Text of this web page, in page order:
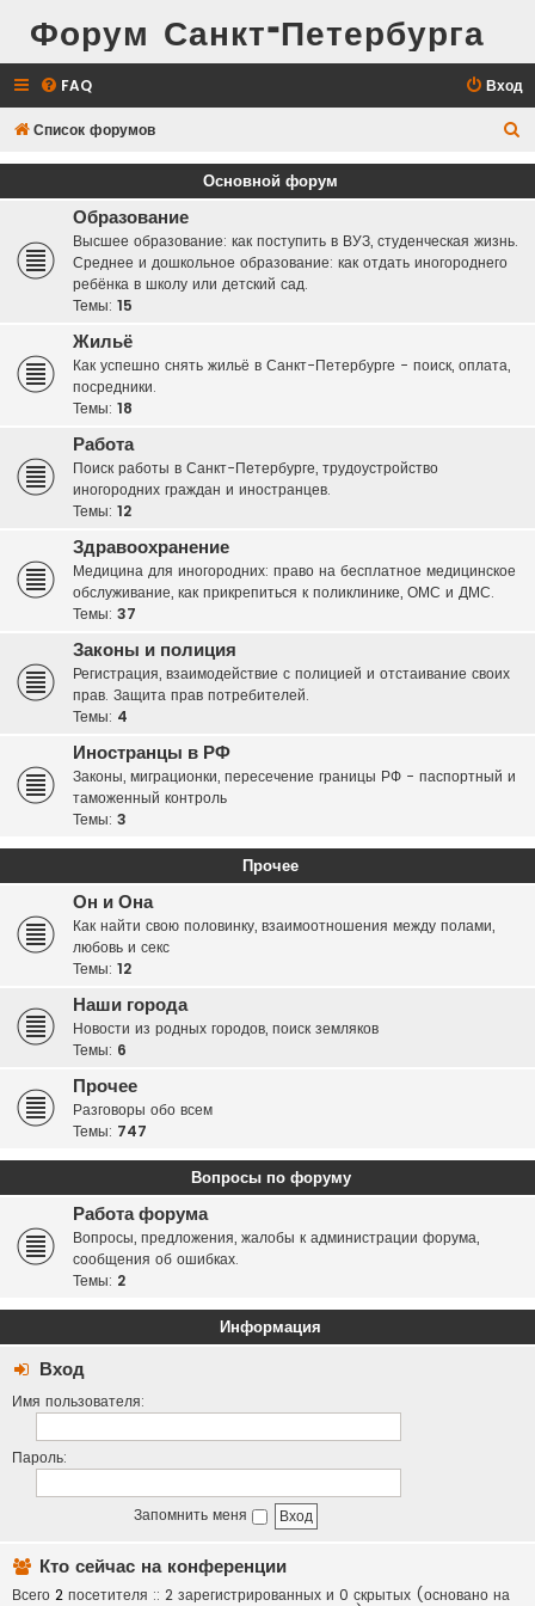
Форум Санкт-Петербурга
FAQ Вход
Список форумов
о
Основной форум
Образование
Высшее образование: как поступить в ВУЗ, студенческая жизнь.
Среднее и дошкольное образование: как отдать иногороднего
ребёнка в школу или детский сад.
Темы: 15
Жильё
Как успешно снять жильё в Санкт-Петербурге - поиск, оплата,
посредники.
Темы: 18
Работа
Поиск работы в Санкт-Петербурге, трудоустройство
иногородних граждан и иностранцев.
Темы: 12
Здравоохранение
Медицина для иногородних: право на бесплатное медицинское
обслуживание, как прикрепиться к поликлинике, ОМС и ДМС.
Темы: 37
Законы и полиция
Регистрация, взаимодействие с полицией и отстаивание своих
прав. Защита прав потребителей.
Темы: 4
Иностранцы в РФ
Законы, миграционки, пересечение границы РФ - паспортный и
таможенный контроль
Темы: 3
Прочее
Он и Она
Как найти свою половинку, взаимоотношения между полами,
любовь и секс
Темы: 12
Наши города
Новости из родных городов, поиск земляков
Темы: 6
Прочее
Разговоры обо всем
Темы: 747
Вопросы по форуму
Работа форума
Вопросы, предложения, жалобы к администрации форума,
сообщения об ошибках.
Темы: 2
Информация
Вход
Имя пользователя:
Пароль:
Запомнить меня
Кто сейчас на конференции
Всего 2 посетителя :: 2 зарегистрированных и 0 скрытых (основано на